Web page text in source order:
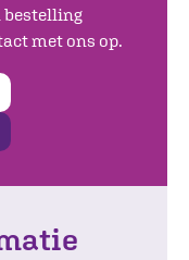
bestelling
met ons op.